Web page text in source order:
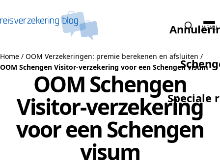
Speciale
MENU
Home / OOM Verzekeringen: premie berekenen en afsluiten /
OOM Schengen Visitor-verzekering voor een Schengen visum
OOM Schengen
Visitor-verzekering
voor een Schengen
visum